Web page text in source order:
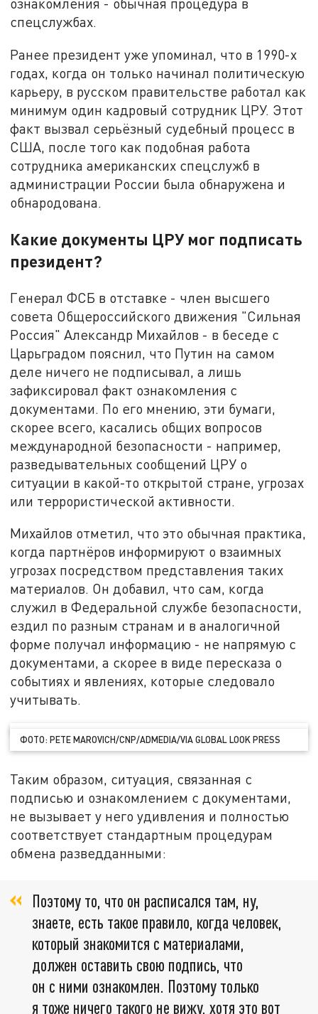
спецслужбах.
Ранее президент уже упоминал, что в 1990-х
годах, когда он только начинал политическую
карьеру, в русском правительстве работал как
минимум один кадровый сотрудник ЦРУ. Этот
факт вызвал серьёзный судебный процесс в
США, после того как подобная работа
сотрудника американских спецслужб в
администрации России была обнаружена и
обнародована.
Какие документы ЦРУ мог подписать
президент?
Генерал ФСБ в отставке - член высшего
совета Общероссийского движения "Сильная
Россия" Александр Михайлов - в беседе с
Царьградом пояснил, что Путин на самом
деле ничего не подписывал, а лишь
зафиксировал факт ознакомления с
документами. По его мнению, эти бумаги,
скорее всего, касались общих вопросов
международной безопасности - например,
разведывательных сообщений ЦРУ о
ситуации в какой-то открытой стране, угрозах
или террористической активности.
Михайлов отметил, что это обычная практика,
когда партнёров информируют о взаимных
угрозах посредством представления таких
материалов. Он добавил, что сам, когда
служил в Федеральной службе безопасности,
ездил по разным странам и в аналогичной
форме получал информацию - не напрямую с
документами, а скорее в виде пересказа о
событиях и явлениях, которые следовало
учитывать.
ФОТО: PETE MAROVICH/CNP/ADMEDIA/VIA GLOBAL LOOK PRESS
Таким образом, ситуация, связанная с
подписью и ознакомлением с документами,
не вызывает у него удивления и полностью
соответствует стандартным процедурам
обмена разведданными:
Поэтому то, что он расписался там, ну,
знаете, есть такое правило, когда человек,
который знакомится с материалами,
должен оставить свою подпись, что
он с ними ознакомлен. Поэтому только
я тоже ничего такого не вижу, хотя это вот